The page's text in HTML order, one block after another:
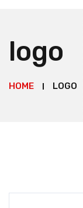
logo
HOME LOGO